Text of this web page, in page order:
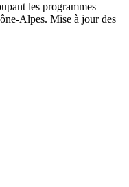
les programmes
Alpes. Mise à jour des